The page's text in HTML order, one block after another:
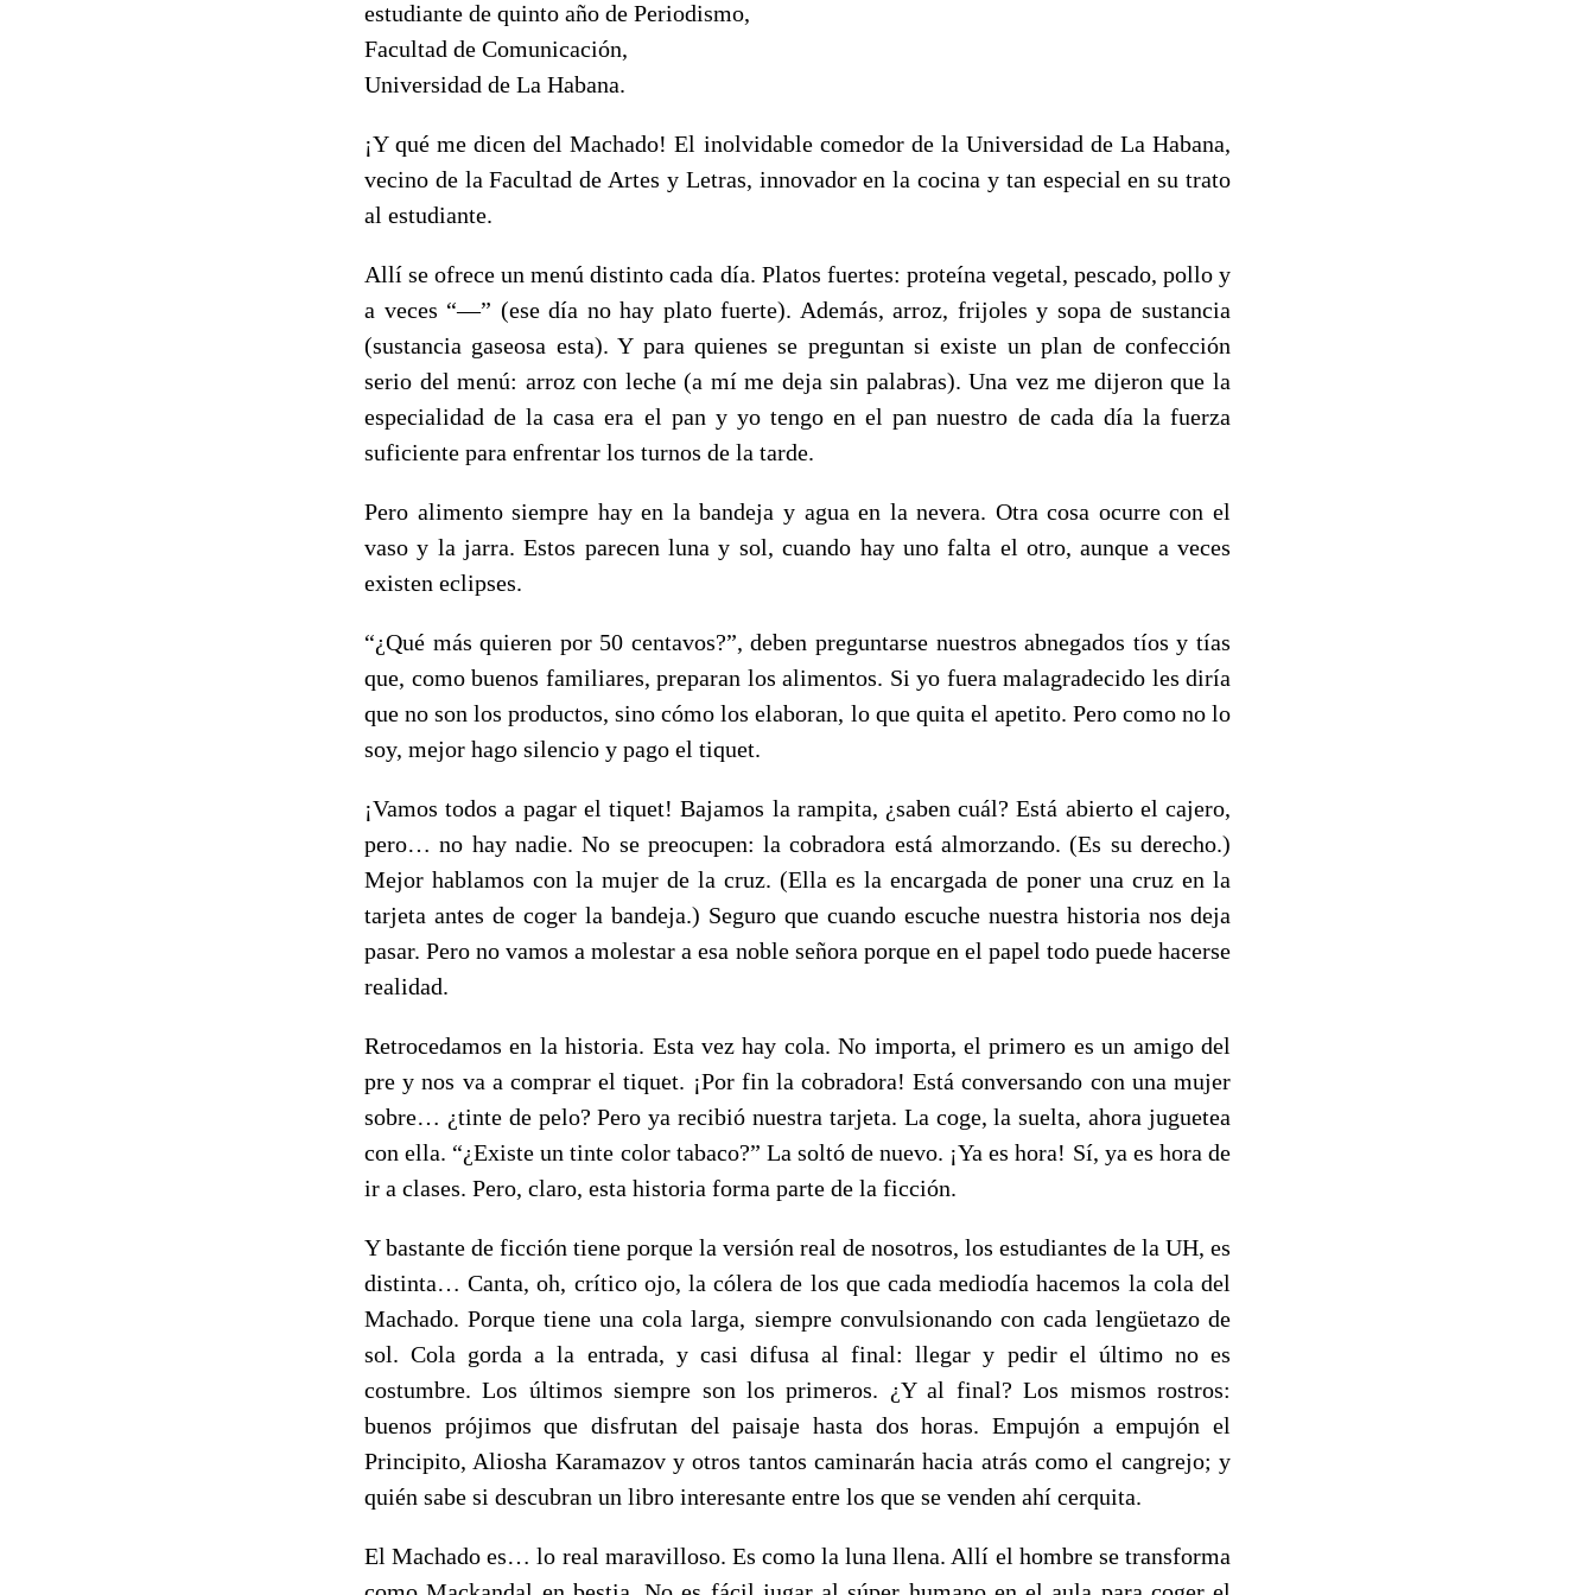
estudiante de quinto año de Periodismo,
Facultad de Comunicación,
Universidad de La Habana.
¡Y qué me dicen del Machado! El inolvidable comedor de la Universidad de La Habana,
vecino de la Facultad de Artes y Letras, innovador en la cocina y tan especial en su trato
al estudiante.
Allí se ofrece un menú distinto cada día. Platos fuertes: proteína vegetal, pescado, pollo y
a veces “―” (ese día no hay plato fuerte). Además, arroz, frijoles y sopa de sustancia
(sustancia gaseosa esta). Y para quienes se preguntan si existe un plan de confección
serio del menú: arroz con leche (a mí me deja sin palabras). Una vez me dijeron que la
especialidad de la casa era el pan y yo tengo en el pan nuestro de cada día la fuerza
suficiente para enfrentar los turnos de la tarde.
Pero alimento siempre hay en la bandeja y agua en la nevera. Otra cosa ocurre con el
vaso y la jarra. Estos parecen luna y sol, cuando hay uno falta el otro, aunque a veces
existen eclipses.
“¿Qué más quieren por 50 centavos?”, deben preguntarse nuestros abnegados tíos y tías
que, como buenos familiares, preparan los alimentos. Si yo fuera malagradecido les diría
que no son los productos, sino cómo los elaboran, lo que quita el apetito. Pero como no lo
soy, mejor hago silencio y pago el tiquet.
¡Vamos todos a pagar el tiquet! Bajamos la rampita, ¿saben cuál? Está abierto el cajero,
pero… no hay nadie. No se preocupen: la cobradora está almorzando. (Es su derecho.)
Mejor hablamos con la mujer de la cruz. (Ella es la encargada de poner una cruz en la
tarjeta antes de coger la bandeja.) Seguro que cuando escuche nuestra historia nos deja
pasar. Pero no vamos a molestar a esa noble señora porque en el papel todo puede hacerse
realidad.
Retrocedamos en la historia. Esta vez hay cola. No importa, el primero es un amigo del
pre y nos va a comprar el tiquet. ¡Por fin la cobradora! Está conversando con una mujer
sobre… ¿tinte de pelo? Pero ya recibió nuestra tarjeta. La coge, la suelta, ahora juguetea
con ella. “¿Existe un tinte color tabaco?” La soltó de nuevo. ¡Ya es hora! Sí, ya es hora de
ir a clases. Pero, claro, esta historia forma parte de la ficción.
Y bastante de ficción tiene porque la versión real de nosotros, los estudiantes de la UH, es
distinta… Canta, oh, crítico ojo, la cólera de los que cada mediodía hacemos la cola del
Machado. Porque tiene una cola larga, siempre convulsionando con cada lengüetazo de
sol. Cola gorda a la entrada, y casi difusa al final: llegar y pedir el último no es
costumbre. Los últimos siempre son los primeros. ¿Y al final? Los mismos rostros:
buenos prójimos que disfrutan del paisaje hasta dos horas. Empujón a empujón el
Principito, Aliosha Karamazov y otros tantos caminarán hacia atrás como el cangrejo; y
quién sabe si descubran un libro interesante entre los que se venden ahí cerquita.
El Machado es… lo real maravilloso. Es como la luna llena. Allí el hombre se transforma